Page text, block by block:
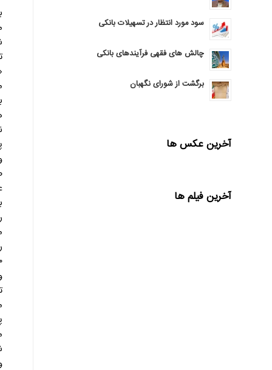
۳۹۰
سود مورد انتظار در تسهیلات بانکی
چالش های فقهی فرآیندهای بانکی
برگشت از شورای نگهبان
آخرین عکس ها
آخرین فیلم ها